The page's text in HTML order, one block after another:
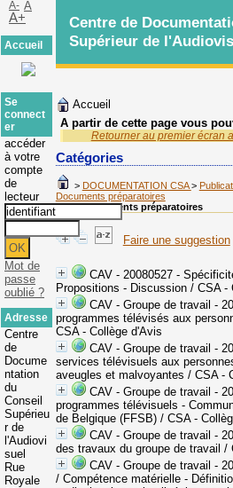
Accueil
A partir de cette page vous
Retourner au premier écran
Catégories
> DOCUMENTATION CSA>
Documents préparatoires
CAV - Documents préparatoires
Faire une suggestion
CAV - 20080527 -
Propositions - Discussion/ CSA -
CAV - Groupe de travail -
programmes télévisés aux
CSA - Collège d'Avis
CAV - Groupe de travail -
services télévisuels aux
aveugles et malvoyantes / CSA -
CAV - Groupe de travail -
programmes télévisuels -
de Belgique (FFSB)/ CSA -
CAV - Groupe de travail -
des travaux du groupe de travail /
CAV - Groupe de travail -
/ Compétence matérielle -
Centre de
Supérieur de
A- A
A+
Accueil
Se
connect
er
accéder
à votre
compte
de
lecteur
Mot de
passe
oublié ?
Adresse
Centre
de
Docume
ntation
du
Conseil
Supérieu
r de
l'Audiovi
suel
Rue
Royale